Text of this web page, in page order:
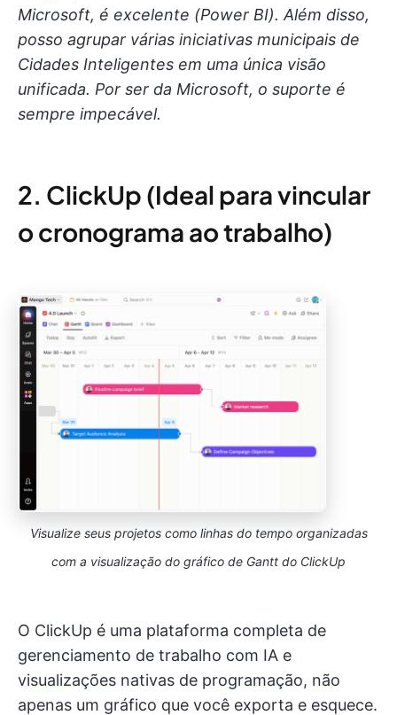
Microsoft, é excelente (Power BI). Além disso,
posso agrupar várias iniciativas municipais de
Cidades Inteligentes em uma única visão
unificada. Por ser da Microsoft, o suporte é
sempre impecável.
2. ClickUp (Ideal para vincular
o cronograma ao trabalho)
Visualize seus projetos como linhas do tempo organizadas
com a visualização do gráfico de Gantt do ClickUp
O ClickUp é uma plataforma completa de
gerenciamento de trabalho com IA e
visualizações nativas de programação, não
apenas um gráfico que você exporta e esquece.